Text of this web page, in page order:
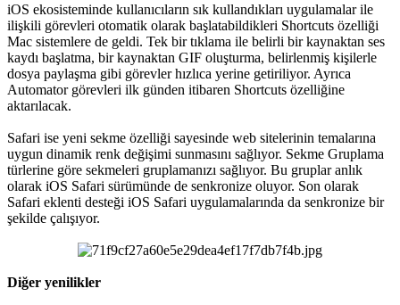
iOS ekosisteminde kullanıcıların sık kullandıkları uygulamalar ile
ilişkili görevleri otomatik olarak başlatabildikleri Shortcuts özelliği
Mac sistemlere de geldi. Tek bir tıklama ile belirli bir kaynaktan ses
kaydı başlatma, bir kaynaktan GIF oluşturma, belirlenmiş kişilerle
dosya paylaşma gibi görevler hızlıca yerine getiriliyor. Ayrıca
Automator görevleri ilk günden itibaren Shortcuts özelliğine
aktarılacak.
Safari ise yeni sekme özelliği sayesinde web sitelerinin temalarına
uygun dinamik renk değişimi sunmasını sağlıyor. Sekme Gruplama
türlerine göre sekmeleri gruplamanızı sağlıyor. Bu gruplar anlık
olarak iOS Safari sürümünde de senkronize oluyor. Son olarak
Safari eklenti desteği iOS Safari uygulamalarında da senkronize bir
şekilde çalışıyor.
Diğer yenilikler